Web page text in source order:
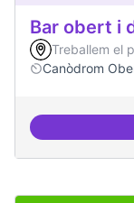
Bar obert i
Treballem el
Canòdrom